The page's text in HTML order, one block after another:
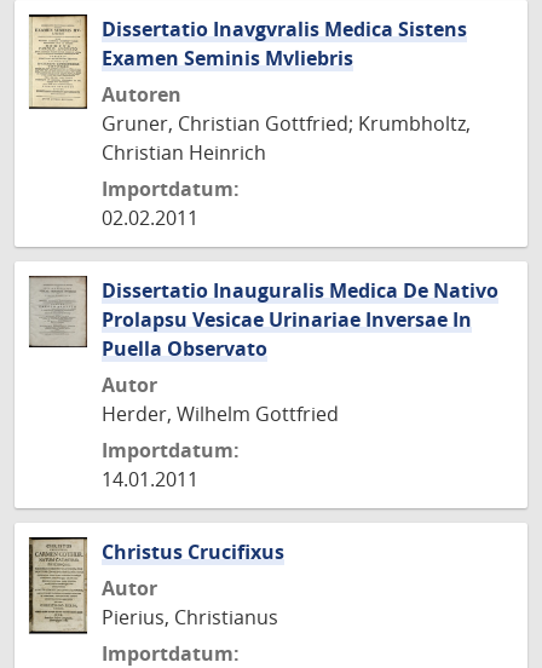
Dissertatio Inavgvralis Medica Sistens
Examen Seminis Mvliebris
Autoren
Gruner, Christian Gottfried; Krumbholtz,
Christian Heinrich
Importdatum:
02.02.2011
Dissertatio Inauguralis Medica De Nativo
Prolapsu Vesicae Urinariae Inversae In
Puella Observato
Autor
Herder, Wilhelm Gottfried
Importdatum:
14.01.2011
Christus Crucifixus
Autor
Pierius, Christianus
Importdatum: